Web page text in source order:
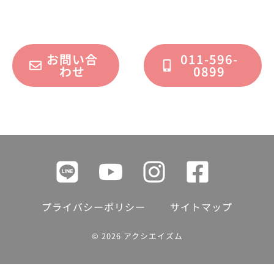
お問い合
わせ
011-596-
0899
プライバシーポリシー サイトマップ
© 2026 アクシエイズム